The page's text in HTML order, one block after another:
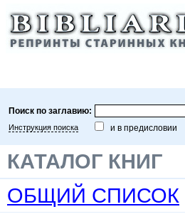
Поиск по заглавию:
Инструкция поиска и в предисловии
КАТАЛОГ КНИГ
ОБЩИЙ СПИСОК